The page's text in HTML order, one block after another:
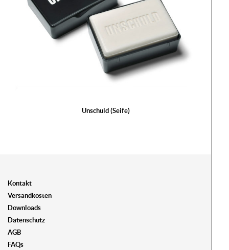
Unschuld (Seife)
Kontakt
Versandkosten
Downloads
Datenschutz
AGB
FAQs